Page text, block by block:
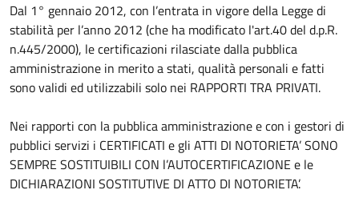
Dal 1° gennaio 2012, con l’entrata in vigore della Legge di
stabilità per l’anno 2012 (che ha modificato l'art.40 del d.p.R.
n.445/2000), le certificazioni rilasciate dalla pubblica
amministrazione in merito a stati, qualità personali e fatti
sono validi ed utilizzabili solo nei RAPPORTI TRA PRIVATI.
Nei rapporti con la pubblica amministrazione e con i gestori di
pubblici servizi i CERTIFICATI e gli ATTI DI NOTORIETA’ SONO
SEMPRE SOSTITUIBILI CON l’AUTOCERTIFICAZIONE e le
DICHIARAZIONI SOSTITUTIVE DI ATTO DI NOTORIETA’.